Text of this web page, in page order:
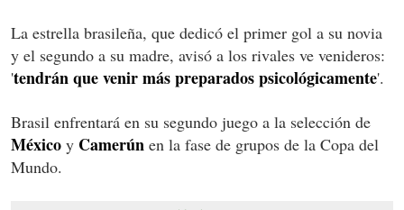
La estrella brasileña, que dedicó el primer gol a su novia
y el segundo a su madre, avisó a los rivales ve venideros:
'tendrán que venir más preparados psicológicamente'.
Brasil enfrentará en su segundo juego a la selección de
México y Camerún en la fase de grupos de la Copa del
Mundo.